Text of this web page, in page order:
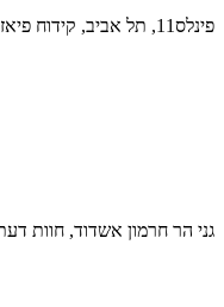
פינלס11, תל אביב, קידוח פיאזומטר למדידת מפלס מי תהום
גני הר חרמון אשדוד, חוות דעת